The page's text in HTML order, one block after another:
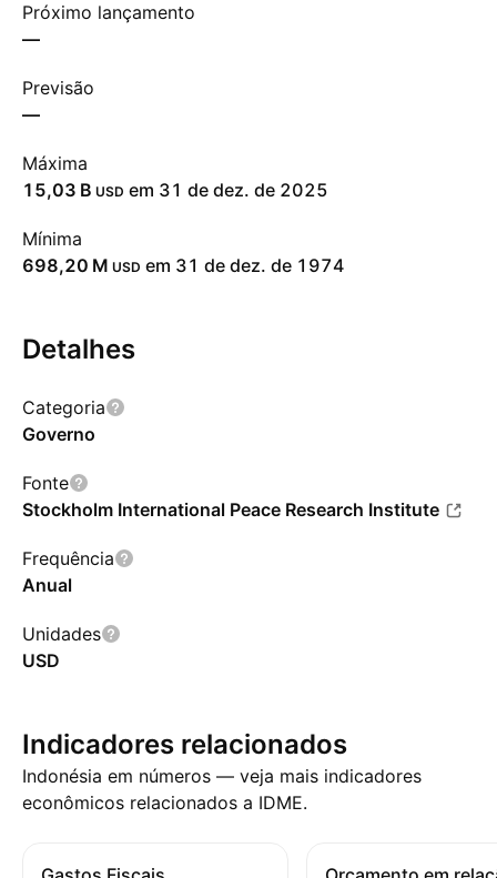
Próximo lançamento
—
Previsão
—
Máxima
‪15,03 B‬ USD em 31 de dez. de 2025
Mínima
‪698,20 M‬ USD em 31 de dez. de 1974
Detalhes
Categoria
Governo
Fonte
Stockholm International Peace Research Institute
Frequência
Anual
Unidades
USD
Indicadores relacionados
Indonésia em números — veja mais indicadores
econômicos relacionados a IDME.